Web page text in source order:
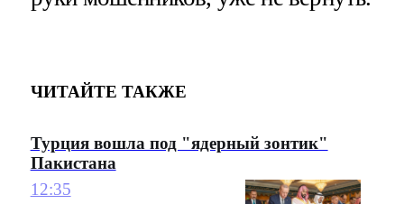
ЧИТАЙТЕ ТАКЖЕ
Турция вошла под "ядерный зонтик"
Пакистана
12:35